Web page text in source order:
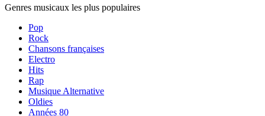
Genres musicaux les plus populaires
Pop
Rock
Chansons françaises
Electro
Hits
Rap
Musique Alternative
Oldies
Années 80